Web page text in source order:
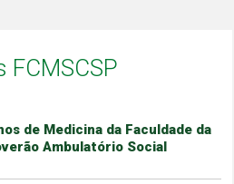
de Medicina da Faculdade da
Ambulatório Social